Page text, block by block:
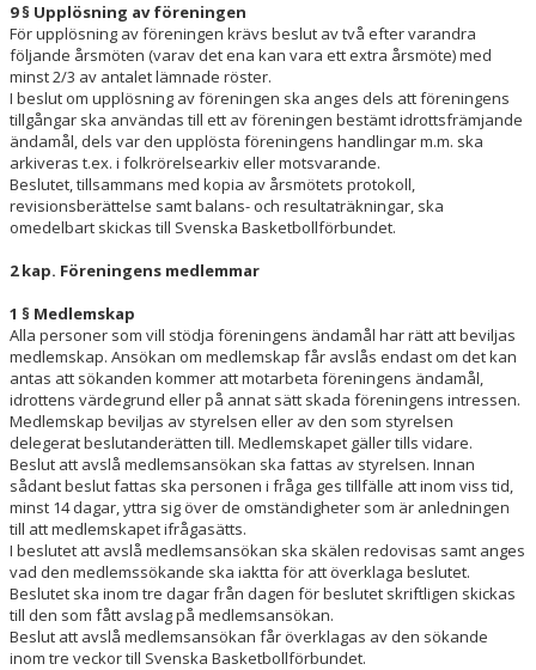
9 § Upplösning av föreningen
För upplösning av föreningen krävs beslut av två efter varandra
följande årsmöten (varav det ena kan vara ett extra årsmöte) med
minst 2/3 av antalet lämnade röster.
I beslut om upplösning av föreningen ska anges dels att föreningens
tillgångar ska användas till ett av föreningen bestämt idrottsfrämjande
ändamål, dels var den upplösta föreningens handlingar m.m. ska
arkiveras t.ex. i folkrörelsearkiv eller motsvarande.
Beslutet, tillsammans med kopia av årsmötets protokoll,
revisionsberättelse samt balans- och resultaträkningar, ska
omedelbart skickas till Svenska Basketbollförbundet.
2 kap. Föreningens medlemmar
1 § Medlemskap
Alla personer som vill stödja föreningens ändamål har rätt att beviljas
medlemskap. Ansökan om medlemskap får avslås endast om det kan
antas att sökanden kommer att motarbeta föreningens ändamål,
idrottens värdegrund eller på annat sätt skada föreningens intressen.
Medlemskap beviljas av styrelsen eller av den som styrelsen
delegerat beslutanderätten till. Medlemskapet gäller tills vidare.
Beslut att avslå medlemsansökan ska fattas av styrelsen. Innan
sådant beslut fattas ska personen i fråga ges tillfälle att inom viss tid,
minst 14 dagar, yttra sig över de omständigheter som är anledningen
till att medlemskapet ifrågasätts.
I beslutet att avslå medlemsansökan ska skälen redovisas samt anges
vad den medlemssökande ska iaktta för att överklaga beslutet.
Beslutet ska inom tre dagar från dagen för beslutet skriftligen skickas
till den som fått avslag på medlemsansökan.
Beslut att avslå medlemsansökan får överklagas av den sökande
inom tre veckor till Svenska Basketbollförbundet.